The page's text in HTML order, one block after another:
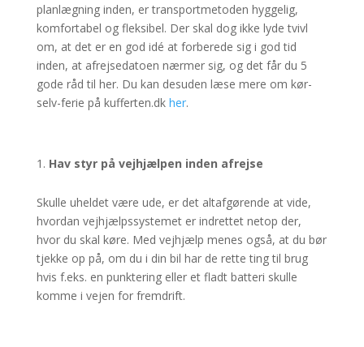
planlægning inden, er transportmetoden hyggelig,
komfortabel og fleksibel. Der skal dog ikke lyde tvivl
om, at det er en god idé at forberede sig i god tid
inden, at afrejsedatoen nærmer sig, og det får du 5
gode råd til her. Du kan desuden læse mere om kør-
selv-ferie på kufferten.dk her.
Hav styr på vejhjælpen inden afrejse
Skulle uheldet være ude, er det altafgørende at vide,
hvordan vejhjælpssystemet er indrettet netop der,
hvor du skal køre. Med vejhjælp menes også, at du bør
tjekke op på, om du i din bil har de rette ting til brug
hvis f.eks. en punktering eller et fladt batteri skulle
komme i vejen for fremdrift.